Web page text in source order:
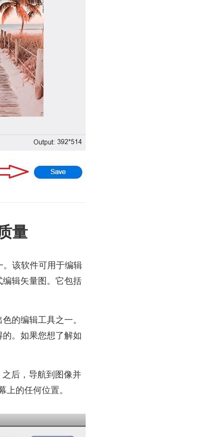
量
该软件可用于编辑
辑矢量图。它包括
的编辑工具之一。
。如果您想了解如
后，导航到图像并
上的任何位置。